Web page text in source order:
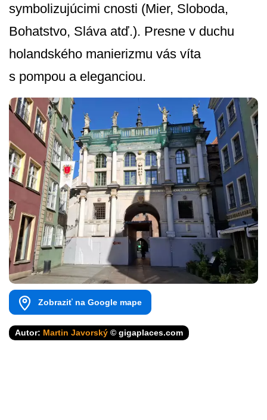
symbolizujúcimi cnosti (Mier, Sloboda,
Bohatstvo, Sláva atď.). Presne v duchu
holandského manierizmu vás víta
s pompou a eleganciou.
Zobraziť na Google mape
Autor: Martin Javorský © gigaplaces.com